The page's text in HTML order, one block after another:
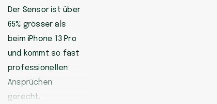
Der Sensor ist über
65% grösser als
beim iPhone 13 Pro
und kommt so fast
professionellen
Ansprüchen
gerecht.